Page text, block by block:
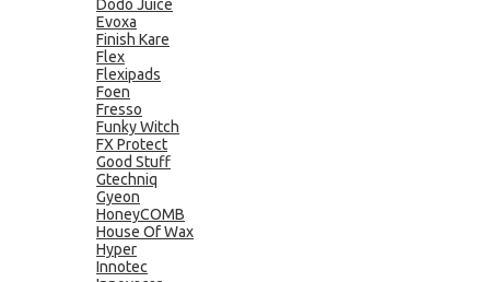
Dodo Juice
Evoxa
Finish Kare
Flex
Flexipads
Foen
Fresso
Funky Witch
FX Protect
Good Stuff
Gtechniq
Gyeon
HoneyCOMB
House Of Wax
Hyper
Innotec